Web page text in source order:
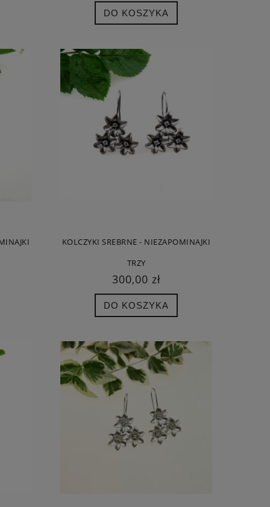
DO KOSZYKA
KOLCZYKI SREBRNE - NIEZAPOMINAJKI
TRZY
300,00 zł
DO KOSZYKA